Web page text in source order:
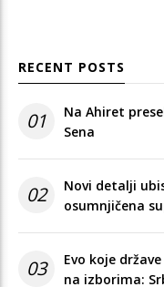
RECENT POSTS
01
Na Ahiret
Sena
02
Novi detalji
osumnjičena
03
Evo koje
na izborima: